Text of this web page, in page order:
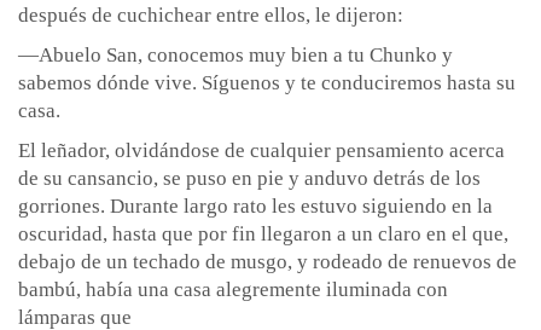
después de cuchichear entre ellos, le dijeron:
—Abuelo San, conocemos muy bien a tu Chunko y
sabemos dónde vive. Síguenos y te conduciremos hasta su
casa.
El leñador, olvidándose de cualquier pensamiento acerca
de su cansancio, se puso en pie y anduvo detrás de los
gorriones. Durante largo rato les estuvo siguiendo en la
oscuridad, hasta que por fin llegaron a un claro en el que,
debajo de un techado de musgo, y rodeado de renuevos de
bambú, había una casa alegremente iluminada con
lámparas que